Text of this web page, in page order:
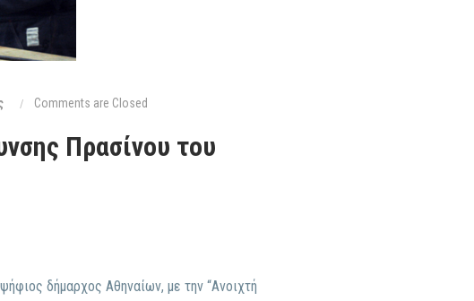
Comments are Closed
Πρασίνου του
δήμαρχος Αθηναίων, με την “Ανοιχτή